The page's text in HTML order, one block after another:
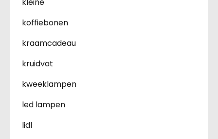
koffiebonen
kraamcadeau
kruidvat
kweeklampen
led lampen
lidl